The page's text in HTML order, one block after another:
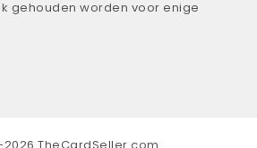
gehouden worden voor enige
TheCardSeller.com